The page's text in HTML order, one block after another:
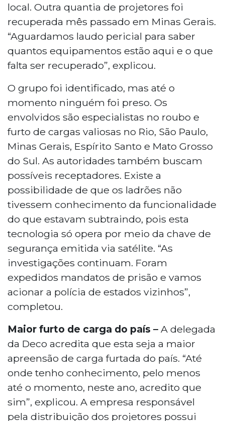
local. Outra quantia de projetores foi
recuperada mês passado em Minas Gerais.
“Aguardamos laudo pericial para saber
quantos equipamentos estão aqui e o que
falta ser recuperado”, explicou.
O grupo foi identificado, mas até o
momento ninguém foi preso. Os
envolvidos são especialistas no roubo e
furto de cargas valiosas no Rio, São Paulo,
Minas Gerais, Espírito Santo e Mato Grosso
do Sul. As autoridades também buscam
possíveis receptadores. Existe a
possibilidade de que os ladrões não
tivessem conhecimento da funcionalidade
do que estavam subtraindo, pois esta
tecnologia só opera por meio da chave de
segurança emitida via satélite. “As
investigações continuam. Foram
expedidos mandatos de prisão e vamos
acionar a polícia de estados vizinhos”,
completou.
Maior furto de carga do país – A delegada
da Deco acredita que esta seja a maior
apreensão de carga furtada do país. “Até
onde tenho conhecimento, pelo menos
até o momento, neste ano, acredito que
sim”, explicou. A empresa responsável
pela distribuição dos projetores possui